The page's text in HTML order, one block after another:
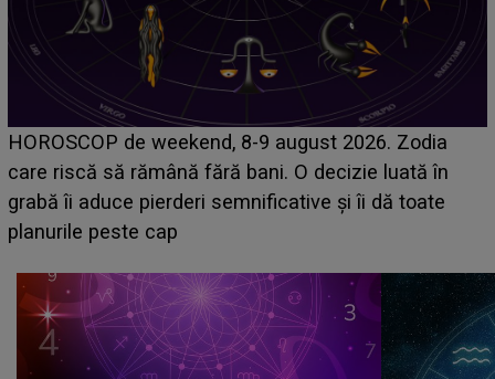
Emanuel a ținut ACEST DETALIU ASCUNS până
acum! În fața Alexandrei, concurentul din Casa Iubirii
face o MĂRTURISIRE NEAȘTEPTATĂ despre mama
sa: "I-am spus și ei în față, eu nu te iubesc pentru